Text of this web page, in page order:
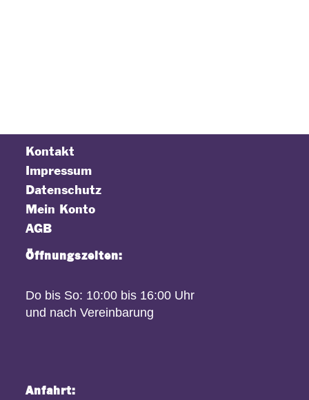
Kontakt
Impressum
Datenschutz
Mein Konto
AGB
Öffnungszeiten:
Do bis So: 10:00 bis 16:00 Uhr
und nach Vereinbarung
Anfahrt: